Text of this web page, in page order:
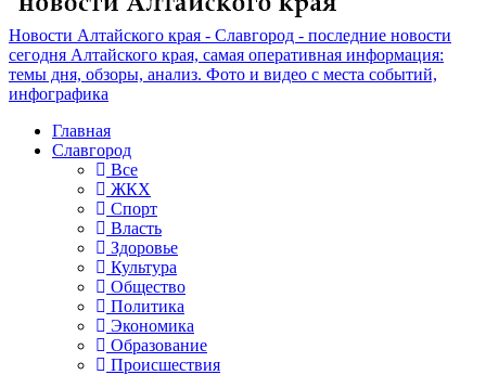
Новости Алтайского края - Славгород - последние новости
сегодня Алтайского края, самая оперативная информация:
темы дня, обзоры, анализ. Фото и видео с места событий,
инфографика
Главная
Славгород
Все
ЖКХ
Спорт
Власть
Здоровье
Культура
Общество
Политика
Экономика
Образование
Происшествия